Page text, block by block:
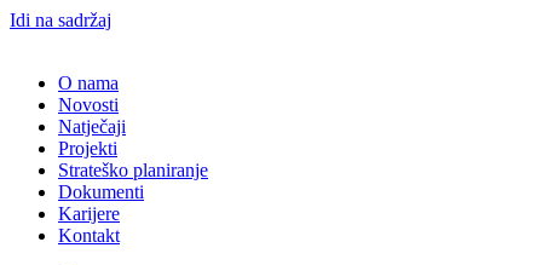
Idi na sadržaj
O nama
Novosti
Natječaji
Projekti
Strateško planiranje
Dokumenti
Karijere
Kontakt